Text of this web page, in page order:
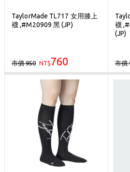
歡迎體驗公益店Friends
刷台新卡滿 $6000 分
消費滿 $2000
TaylorMade TL717 女用膝上
襪 ,#M20909 黑 (JP)
市價 950 NT$760
襪
(JP)
市價